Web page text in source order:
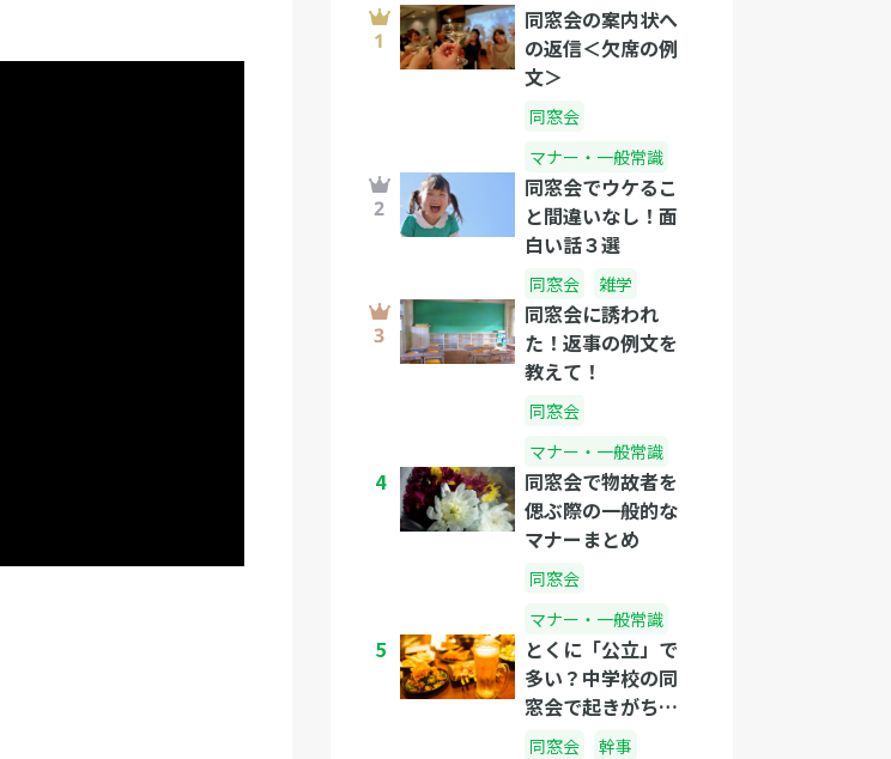
同窓会の案内状へ
の返信＜欠席の例
文＞
同窓会
マナー・一般常識
同窓会でウケるこ
と間違いなし！面
白い話３選
同窓会 雑学
同窓会に誘われ
た！返事の例文を
教えて！
同窓会
マナー・一般常識
4
同窓会で物故者を
偲ぶ際の一般的な
マナーまとめ
同窓会
マナー・一般常識
5
とくに「公立」で
多い？中学校の同
窓会で起きがちな
悲劇
同窓会 幹事